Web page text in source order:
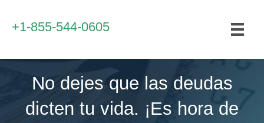
+1-855-544-0605
No dejes que las deudas
dicten tu vida. ¡Es hora de